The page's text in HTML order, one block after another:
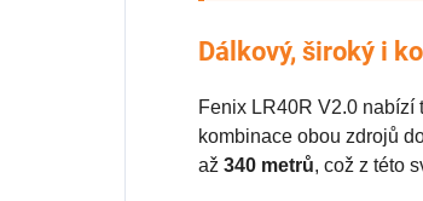
Dálkový, široký i
Fenix LR40R V2.0 nabízí
kombinace obou zdrojů
až 340 metrů, což z této